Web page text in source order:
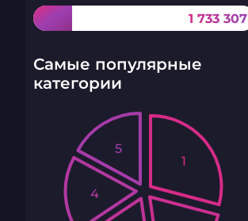
1 733 307
Самые популярные
категории
1
4
5